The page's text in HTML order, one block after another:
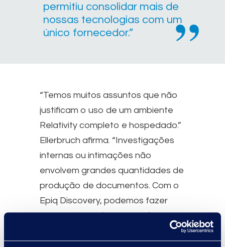
permitiu consolidar mais de
nossas tecnologias com um
único fornecedor.”
“Temos muitos assuntos que não
justificam o uso de um ambiente
Relativity completo e hospedado.”
Ellerbruch afirma. “Investigações
internas ou intimações não
envolvem grandes quantidades de
produção de documentos. Com o
Epiq Discovery, podemos fazer
essas coisas nós mesmos."